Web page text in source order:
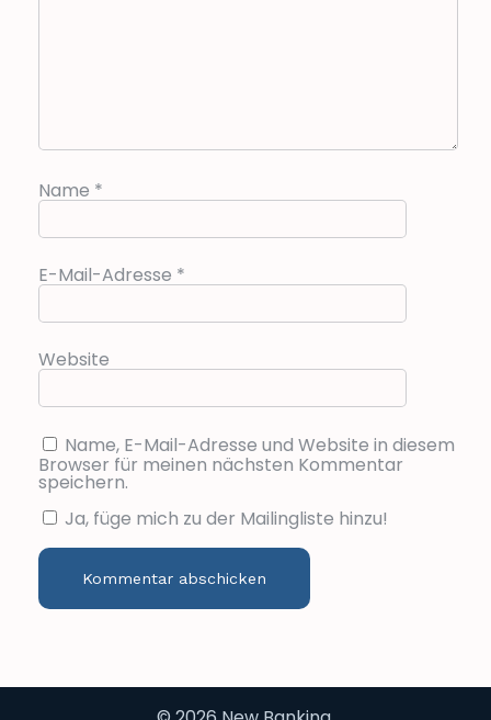
Name *
E-Mail-Adresse *
Website
Name, E-Mail-Adresse und Website in diesem
Browser für meinen nächsten Kommentar
speichern.
Ja, füge mich zu der Mailingliste hinzu!